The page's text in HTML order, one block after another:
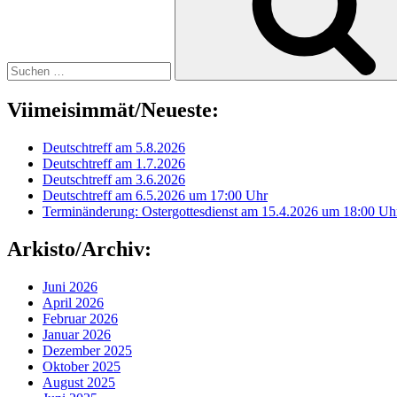
Viimeisimmät/Neueste:
Deutschtreff am 5.8.2026
Deutschtreff am 1.7.2026
Deutschtreff am 3.6.2026
Deutschtreff am 6.5.2026 um 17:00 Uhr
Terminänderung: Ostergottesdienst am 15.4.2026 um 18:00
Arkisto/Archiv:
Juni 2026
April 2026
Februar 2026
Januar 2026
Dezember 2025
Oktober 2025
August 2025